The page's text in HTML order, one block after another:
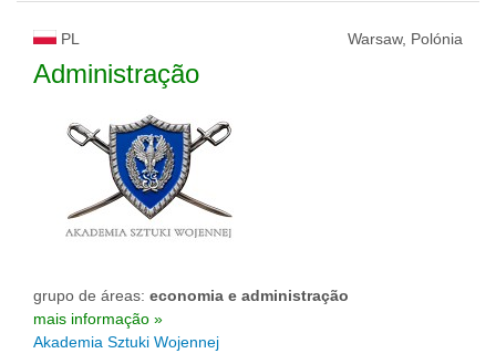
PL Warsaw, Polónia
Administração
grupo de áreas: economia e administração
mais informação »
Akademia Sztuki Wojennej